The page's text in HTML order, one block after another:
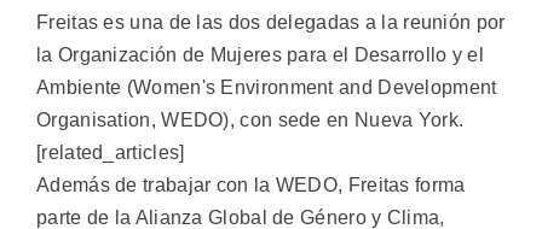
Freitas es una de las dos delegadas a la reunión por
la Organización de Mujeres para el Desarrollo y el
Ambiente (Women's Environment and Development
Organisation, WEDO), con sede en Nueva York.
[related_articles]
Además de trabajar con la WEDO, Freitas forma
parte de la Alianza Global de Género y Clima,